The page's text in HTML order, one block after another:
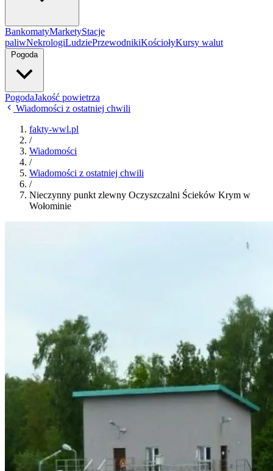
BankomatyMarketyStacje
paliwNekrologiLudziePrzewodnikiKościołyKursy walut
Pogoda
PogodaJakość powietrza
Wiadomości z ostatniej chwili
fakty-wwl.pl
/
Wiadomości
/
Wiadomości z ostatniej chwili
/
Nieczynny punkt zlewny Oczyszczalni Ścieków Krym w
Wołominie